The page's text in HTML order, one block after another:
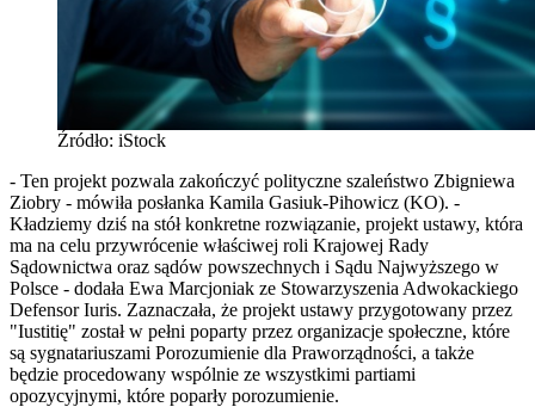
Źródło: iStock
- Ten projekt pozwala zakończyć polityczne szaleństwo Zbigniewa
Ziobry - mówiła posłanka Kamila Gasiuk-Pihowicz (KO). -
Kładziemy dziś na stół konkretne rozwiązanie, projekt ustawy, która
ma na celu przywrócenie właściwej roli Krajowej Rady
Sądownictwa oraz sądów powszechnych i Sądu Najwyższego w
Polsce - dodała Ewa Marcjoniak ze Stowarzyszenia Adwokackiego
Defensor Iuris. Zaznaczała, że projekt ustawy przygotowany przez
"Iustitię" został w pełni poparty przez organizacje społeczne, które
są sygnatariuszami Porozumienie dla Praworządności, a także
będzie procedowany wspólnie ze wszystkimi partiami
opozycyjnymi, które poparły porozumienie.